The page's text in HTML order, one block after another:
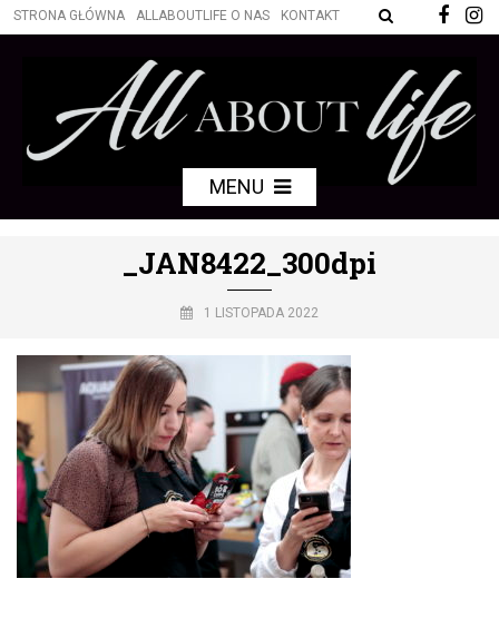
STRONA GŁÓWNA ALLABOUTLIFE O NAS KONTAKT
MENU
_JAN8422_300dpi
1 LISTOPADA 2022